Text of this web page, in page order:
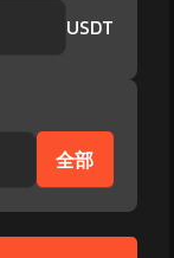
USDT
全部